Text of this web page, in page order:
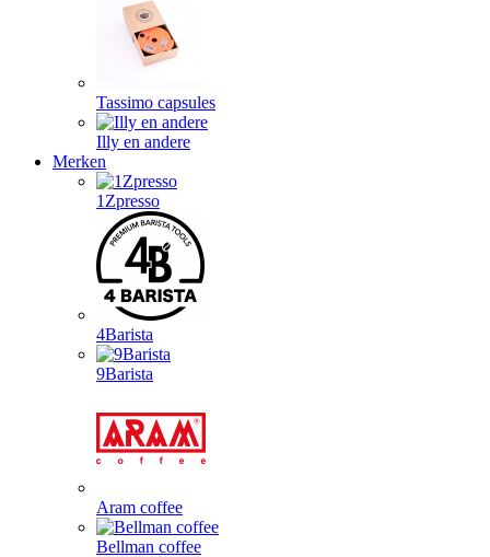
Tassimo capsules
Illy en andere
Merken
1Zpresso
4Barista
9Barista
Aram coffee
Bellman coffee